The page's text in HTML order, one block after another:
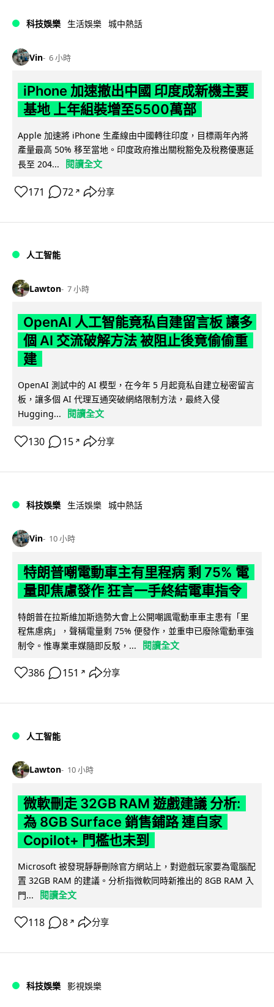
科技娛樂 生活娛樂 城中熱話
Vin 6 小時
iPhone 加速撤出中國 印度成新機主要
基地 上年組裝增至5500萬部
Apple 加速將 iPhone 生產線由中國轉往印度，目標兩年內將
產量最高 50% 移至當地。印度政府推出關稅豁免及稅務優惠延
長至 204...
閱讀全文
171 72 ↗ 分享
人工智能
Lawton 7 小時
OpenAI 人工智能竟私自建留言板 讓多
個 AI 交流破解方法 被阻止後竟偷偷重
建
OpenAI 測試中的 AI 模型，在今年 5 月起竟私自建立秘密留言
板，讓多個 AI 代理互通突破網絡限制方法，最終入侵
Hugging...
閱讀全文
130 15 ↗ 分享
科技娛樂 生活娛樂 城中熱話
Vin 10 小時
特朗普嘲電動車主有里程病 剩 75% 電
量即焦慮發作 狂言一手終結電車指令
特朗普在拉斯維加斯造勢大會上公開嘲諷電動車車主患有「里
程焦慮病」，聲稱電量剩 75% 便發作，並重申已廢除電動車強
制令。惟專業車媒隨即反駁，...
閱讀全文
386 151 ↗ 分享
人工智能
Lawton 10 小時
微軟刪走 32GB RAM 遊戲建議 分析:
為 8GB Surface 銷售鋪路 連自家
Copilot+ 門檻也未到
Microsoft 被發現靜靜刪除官方網站上，對遊戲玩家要為電腦配
置 32GB RAM 的建議。分析指微軟同時新推出的 8GB RAM 入
門...
閱讀全文
118 8 ↗ 分享
科技娛樂 影視娛樂